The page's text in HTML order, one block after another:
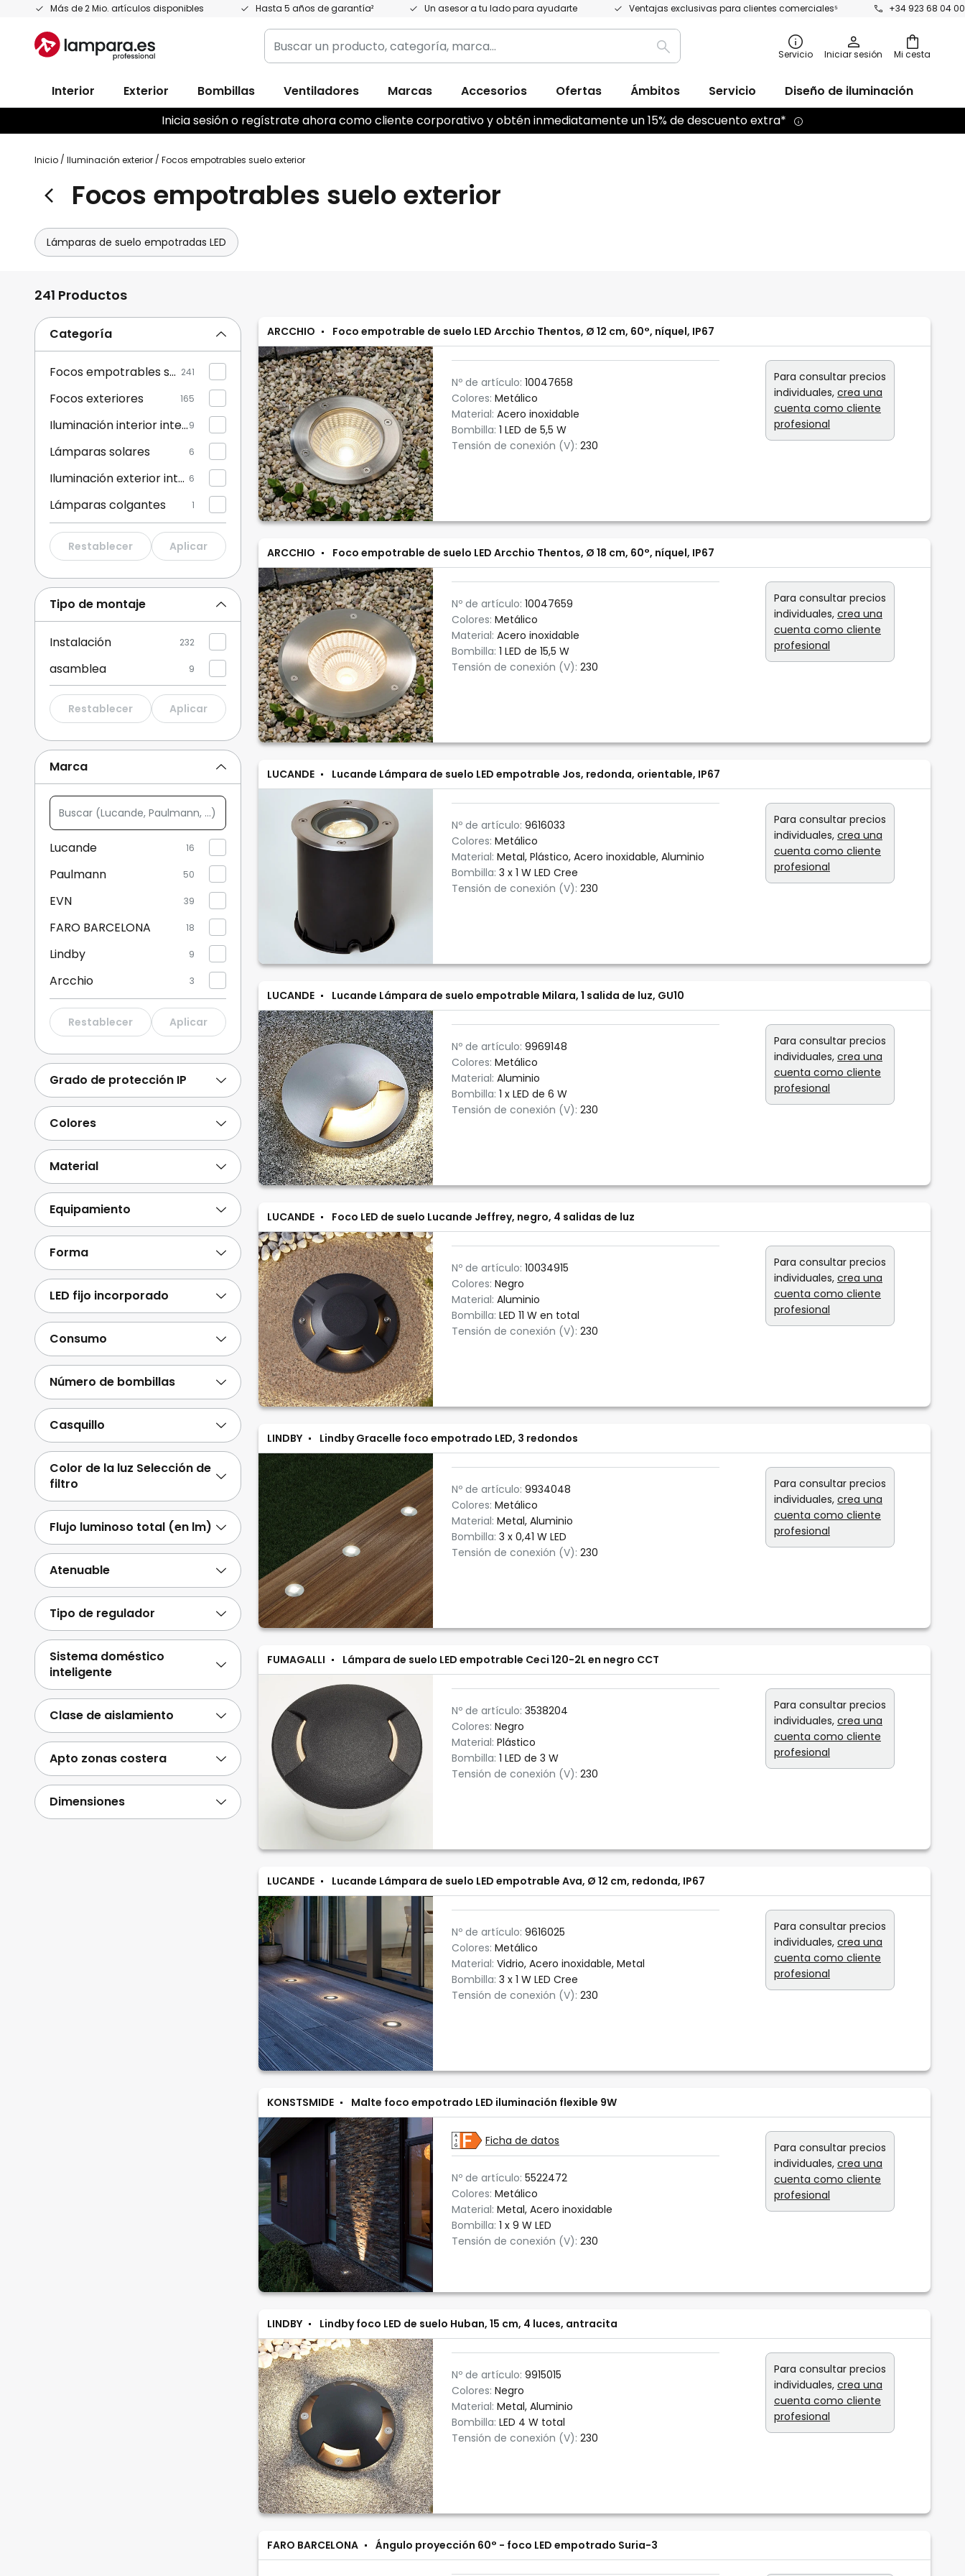
Más de 2 Mio. artículos disponibles Hasta 5 años de garantía² Un asesor a tu lado para ayudarte Ventajas exclusivas para clientes comerciales⁵ +34 923 68 04 00
Ir
contenido
Mi cesta
Buscar
un
categoría,
marca...
Buscar Servicio Iniciar sesión
Interior Exterior Bombillas Ventiladores Marcas Accesorios Ofertas Ámbitos Servicio
Diseño de iluminación
Inicia sesión o regístrate ahora como cliente corporativo y obtén inmediatamente un 15% de descuento extra*
Inicio Iluminación exterior Focos empotrables suelo exterior
Focos empotrables suelo exterior
Lámparas de suelo empotradas LED
ARCCHIO Foco empotrable de suelo LED Arcchio Thentos, Ø 12 cm, 60°, níquel, IP67
Nº de artículo: 10047658
Colores: Metálico
Material: Acero inoxidable
Bombilla: 1 LED de 5,5 W
Tensión de conexión (V): 230
Para consultar precios
individuales, crea una
cuenta como cliente
profesional
ARCCHIO Foco empotrable de suelo LED Arcchio Thentos, Ø 18 cm, 60°, níquel, IP67
Nº de artículo: 10047659
Colores: Metálico
Material: Acero inoxidable
Bombilla: 1 LED de 15,5 W
Tensión de conexión (V): 230
Para consultar precios
individuales, crea una
cuenta como cliente
profesional
LUCANDE Lucande Lámpara de suelo LED empotrable Jos, redonda, orientable, IP67
Nº de artículo: 9616033
Colores: Metálico
Material: Metal, Plástico, Acero inoxidable, Aluminio
Bombilla: 3 x 1 W LED Cree
Tensión de conexión (V): 230
Para consultar precios
individuales, crea una
cuenta como cliente
profesional
LUCANDE Lucande Lámpara de suelo empotrable Milara, 1 salida de luz, GU10
Nº de artículo: 9969148
Colores: Metálico
Material: Aluminio
Bombilla: 1 x LED de 6 W
Tensión de conexión (V): 230
Para consultar precios
individuales, crea una
cuenta como cliente
profesional
LUCANDE Foco LED de suelo Lucande Jeffrey, negro, 4 salidas de luz
Nº de artículo: 10034915
Colores: Negro
Material: Aluminio
Bombilla: LED 11 W en total
Tensión de conexión (V): 230
Para consultar precios
individuales, crea una
cuenta como cliente
profesional
LINDBY Lindby Gracelle foco empotrado LED, 3 redondos
Nº de artículo: 9934048
Colores: Metálico
Material: Metal, Aluminio
Bombilla: 3 x 0,41 W LED
Tensión de conexión (V): 230
Para consultar precios
individuales, crea una
cuenta como cliente
profesional
FUMAGALLI Lámpara de suelo LED empotrable Ceci 120-2L en negro CCT
Nº de artículo: 3538204
Colores: Negro
Material: Plástico
Bombilla: 1 LED de 3 W
Tensión de conexión (V): 230
Para consultar precios
individuales, crea una
cuenta como cliente
profesional
LUCANDE Lucande Lámpara de suelo LED empotrable Ava, Ø 12 cm, redonda, IP67
Nº de artículo: 9616025
Colores: Metálico
Material: Vidrio, Acero inoxidable, Metal
Bombilla: 3 x 1 W LED Cree
Tensión de conexión (V): 230
Para consultar precios
individuales, crea una
cuenta como cliente
profesional
KONSTSMIDE Malte foco empotrado LED iluminación flexible 9W
Ficha de datos
Nº de artículo: 5522472
Colores: Metálico
Material: Metal, Acero inoxidable
Bombilla: 1 x 9 W LED
Tensión de conexión (V): 230
Para consultar precios
individuales, crea una
cuenta como cliente
profesional
LINDBY Lindby foco LED de suelo Huban, 15 cm, 4 luces, antracita
Nº de artículo: 9915015
Colores: Negro
Material: Metal, Aluminio
Bombilla: LED 4 W total
Tensión de conexión (V): 230
Para consultar precios
individuales, crea una
cuenta como cliente
profesional
FARO BARCELONA Ángulo proyección 60° - foco LED empotrado Suria-3
Categoría
Focos empotrables suelo exterior 241
Focos exteriores 165
Iluminación interior inteligente9
Lámparas solares 6
Iluminación exterior inteligente 6
Lámparas colgantes 1
Balizas y sobremuros 1
Lámparas de techo exteriores 1
Restablecer Aplicar
Tipo de montaje
Instalación 232
asamblea 9
Restablecer Aplicar
Marca
Buscar
(Lucande,
Paulmann,
Lucande 16
Paulmann 50
EVN 39
FARO BARCELONA 18
Lindby 9
Arcchio 3
Konstsmide 15
Briloner 8
Heitronic 5
Deko-Light
Restablecer Aplicar
Grado de protección IP
Colores
Material
Equipamiento
Forma
LED fijo incorporado
Consumo
Número de bombillas
Casquillo
Color de la luz Selección de
filtro
Flujo luminoso total (en lm)
Atenuable
Tipo de regulador
Sistema doméstico
inteligente
Clase de aislamiento
Apto zonas costera
Dimensiones
241 Productos